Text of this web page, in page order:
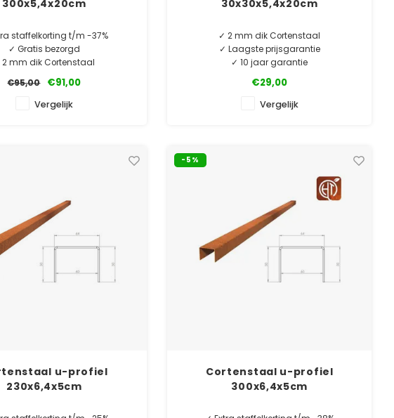
300x5,4x20cm
staffelkorting t/m -37%
✓ Gratis bezorgd
2 mm dik Cortenstaal
✓ 10 jaar garantie
AFNAME 5 STUKS.
€95,00 €91,00
Vergelijk
30x30x5,4x20cm
✓ 2 mm dik Cortenstaal
✓ Laagste prijsgarantie
✓ 10 jaar garantie
Cortenstaal u-profiel hoekstukken. O.a. te
gebruiken als borderrand of vijverrand.
€29,00
Vergelijk
u-profiel
230x6,4x5cm
-5%
Cortenstaal u-profiel
300x6,4x5cm